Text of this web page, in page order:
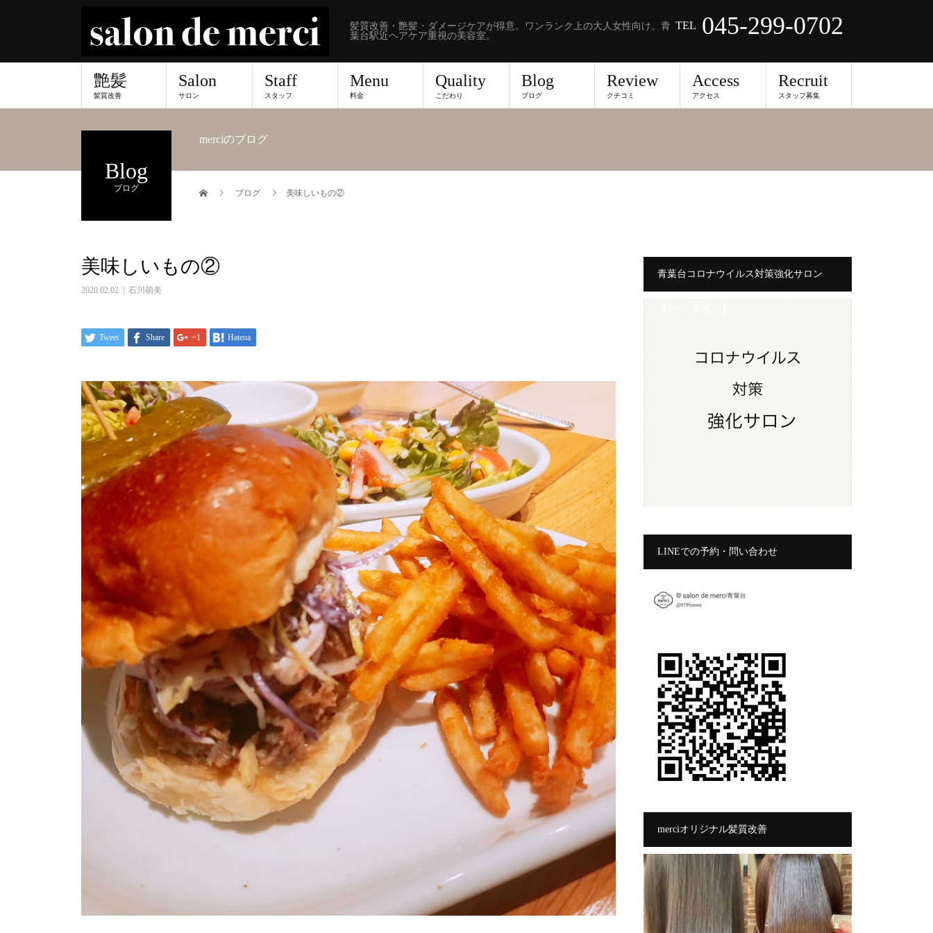
髪質改善・艶髪・ダメージケアが得意。ワンランク上の大人女性向け。青
葉台駅近ヘアケア重視の美容室。
TEL 045-299-0702
艶髪
髪質改善
Salon
サロン
Staff
スタッフ
Menu
料金
Quality
こだわり
Blog
ブログ
Review
クチコミ
Access
アクセス
Recruit
スタッフ募集
Blog
ブログ
merciのブログ
ブログ 美味しいもの②
美味しいもの②
2020.02.02 石川萌美
Tweet Share +1 Hatena
青葉台コロナウイルス対策強化サロン
LINEでの予約・問い合わせ
merciオリジナル髪質改善